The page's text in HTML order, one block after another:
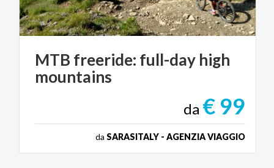
MTB freeride: full-day high
mountains
da € 99
da SARASITALY - AGENZIA VIAGGIO